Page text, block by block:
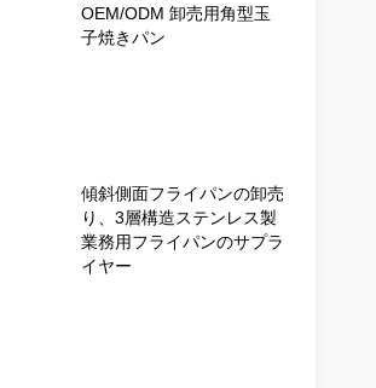
OEM/ODM 卸売用角型玉
子焼きパン
傾斜側面フライパンの卸売
り、3層構造ステンレス製
業務用フライパンのサプラ
イヤー